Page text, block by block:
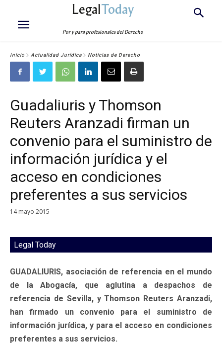
LegalToday
Por y para profesionales del Derecho
Inicio Actualidad Jurídica Noticias de Derecho
Guadaliuris y Thomson
Reuters Aranzadi firman un
convenio para el suministro de
información jurídica y el
acceso en condiciones
preferentes a sus servicios
14 mayo 2015
Legal Today
GUADALIURIS, asociación de referencia en el mundo
de la Abogacía, que aglutina a despachos de
referencia de Sevilla, y Thomson Reuters Aranzadi,
han firmado un convenio para el suministro de
información jurídica, y para el acceso en condiciones
preferentes a sus servicios.